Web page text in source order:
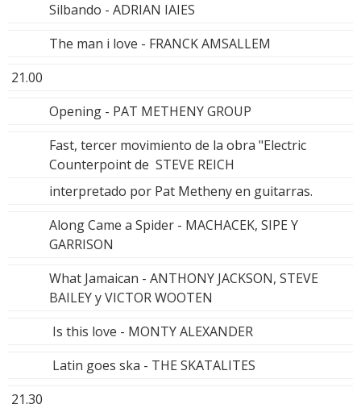
Silbando - ADRIAN IAIES
The man i love - FRANCK AMSALLEM
21.00
Opening - PAT METHENY GROUP
Fast, tercer movimiento de la obra "Electric
Counterpoint de STEVE REICH
interpretado por Pat Metheny en guitarras.
Along Came a Spider - MACHACEK, SIPE Y
GARRISON
What Jamaican - ANTHONY JACKSON, STEVE
BAILEY y VICTOR WOOTEN
Is this love - MONTY ALEXANDER
Latin goes ska - THE SKATALITES
21.30